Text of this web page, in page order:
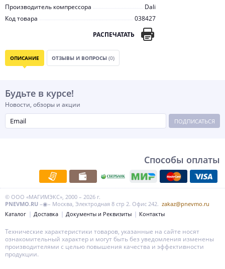
Производитель компрессора
Dali
Код товара
038427
РАСПЕЧАТАТЬ
ОПИСАНИЕ ОТЗЫВЫ И ВОПРОСЫ (0)
Будьте в курсе!
Новости, обзоры и акции
ПОДПИСАТЬСЯ
Способы оплаты
© ООО «МАГИМЭКС», 2000 – 2026 г.
PNEVMO.RU –◉– Москва, Электродная 8 стр 2. Офис 242. zakaz@pnevmo.ru
Каталог
Доставка Документы и Реквизиты Контакты
Технические характеристики товаров, указанные на сайте носят
ознакомительный характер и могут быть без уведомления изменены
производителями с целью повышения качества и эффективности
продукции.